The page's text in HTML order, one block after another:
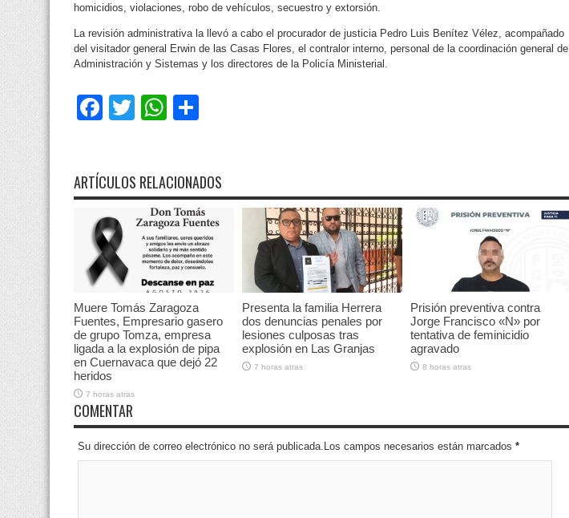
homicidios, violaciones, robo de vehículos, secuestro y extorsión.
La revisión administrativa la llevó a cabo el procurador de justicia Pedro Luis Benítez Vélez, acompañado
del visitador general Erwin de las Casas Flores, el contralor interno, personal de la coordinación general de
Administración y Sistemas y los directores de la Policía Ministerial.
Facebook
TwitterWhatsApp
ARTÍCULOS RELACIONADOS
Muere Tomás Zaragoza
Fuentes, Empresario gasero
de grupo Tomza, empresa
ligada a la explosión de pipa
en Cuernavaca que dejó 22
heridos
7 horas atras
Presenta la familia Herrera
dos denuncias penales por
lesiones culposas tras
explosión en Las Granjas
7 horas atras
Prisión preventiva contra
Jorge Francisco «N» por
tentativa de feminicidio
agravado
8 horas atras
COMENTAR
Su dirección de correo electrónico no será publicada.Los campos necesarios están marcados *